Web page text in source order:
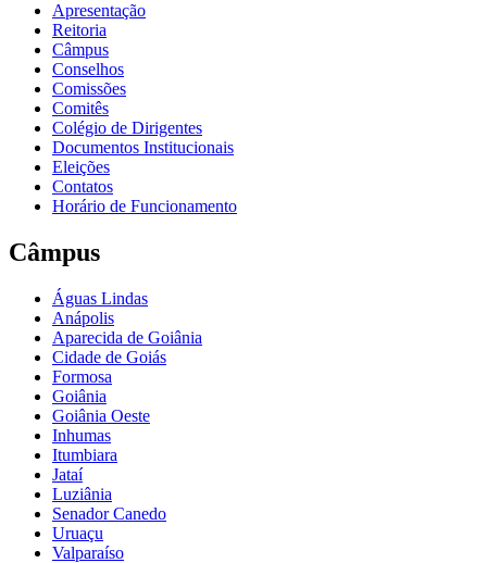
Apresentação
Reitoria
Câmpus
Conselhos
Comissões
Comitês
Colégio de Dirigentes
Documentos Institucionais
Eleições
Contatos
Horário de Funcionamento
Câmpus
Águas Lindas
Anápolis
Aparecida de Goiânia
Cidade de Goiás
Formosa
Goiânia
Goiânia Oeste
Inhumas
Itumbiara
Jataí
Luziânia
Senador Canedo
Uruaçu
Valparaíso